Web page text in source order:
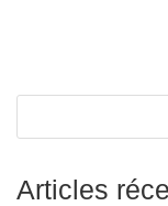
Articles